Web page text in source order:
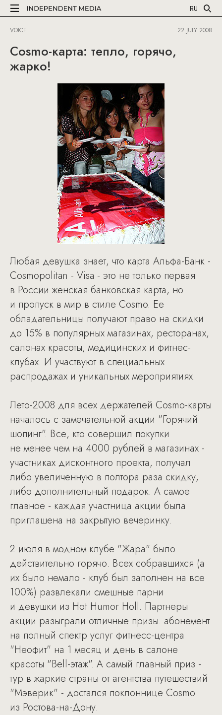
RU
VOICE 22 JULY 2008
Cosmo-карта: тепло, горячо,
жарко!
Любая девушка знает, что карта Альфа-Банк -
Cosmopolitan - Visa - это не только первая
в России женская банковская карта, но
и пропуск в мир в стиле Cosmo. Ее
обладательницы получают право на скидки
до 15% в популярных магазинах, ресторанах,
салонах красоты, медицинских и фитнес-
клубах. И участвуют в специальных
распродажах и уникальных мероприятиях.
Лето-2008 для всех держателей Cosmo-карты
началось с замечательной акции "Горячий
шопинг". Все, кто совершил покупки
не менее чем на 4000 рублей в магазинах -
участниках дисконтного проекта, получал
либо увеличенную в полтора раза скидку,
либо дополнительный подарок. А самое
главное - каждая участница акции была
приглашена на закрытую вечеринку.
2 июля в модном клубе "Жара" было
действительно горячо. Всех собравшихся (а
их было немало - клуб был заполнен на все
100%) развлекали смешные парни
и девушки из Hot Humor Holl. Партнеры
акции разыграли отличные призы: абонемент
на полный спектр услуг фитнесс-центра
"Неофит" на 1 месяц и день в салоне
красоты "Bell-этаж". А самый главный приз -
тур в жаркие страны от агентства путешествий
"Мэверик" - достался поклоннице Cosmo
из Ростова-на-Дону.